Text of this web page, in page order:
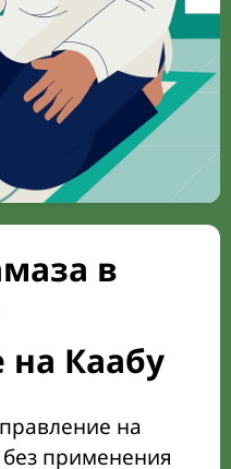
в
на Каабу
на
применения